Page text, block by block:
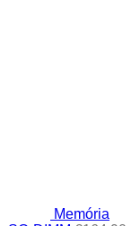
Memória